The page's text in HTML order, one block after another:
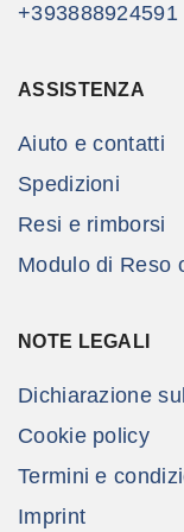
+393888924591
ASSISTENZA
Aiuto e contatti
Spedizioni
Resi e rimborsi
Modulo di Reso
NOTE LEGALI
Dichiarazione
Cookie policy
Termini e
Imprint